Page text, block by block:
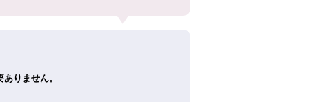
りません。